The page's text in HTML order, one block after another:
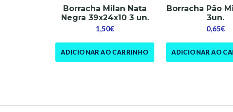
Borracha Milan Nata
Negra 39x24x10 3 un.
1,50€
ADICIONAR AO CARRINHO
Borracha Pão
3un.
0,65€
ADICIONAR AO